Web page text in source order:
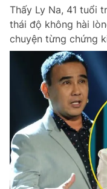
Thấy Ly Na, 41 tuổi
thái độ không hài
chuyện từng chứng